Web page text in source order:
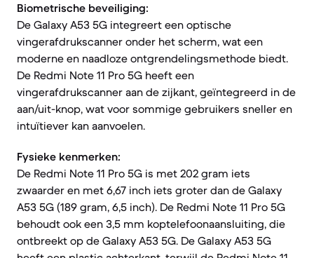
Biometrische beveiliging:
De Galaxy A53 5G integreert een optische
vingerafdrukscanner onder het scherm, wat een
moderne en naadloze ontgrendelingsmethode biedt.
De Redmi Note 11 Pro 5G heeft een
vingerafdrukscanner aan de zijkant, geïntegreerd in de
aan/uit-knop, wat voor sommige gebruikers sneller en
intuïtiever kan aanvoelen.
Fysieke kenmerken:
De Redmi Note 11 Pro 5G is met 202 gram iets
zwaarder en met 6,67 inch iets groter dan de Galaxy
A53 5G (189 gram, 6,5 inch). De Redmi Note 11 Pro 5G
behoudt ook een 3,5 mm koptelefoonaansluiting, die
ontbreekt op de Galaxy A53 5G. De Galaxy A53 5G